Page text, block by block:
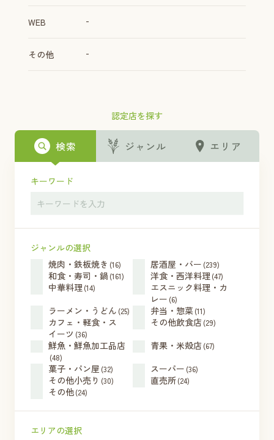
認定店を探す
検索 ジャンル エリア
キーワード
ジャンルの選択
焼肉・鉄板焼き (16) 居酒屋・バー (239)
和食・寿司・鍋 (161) 洋食・西洋料理 (47)
中華料理 (14)
エスニック料理・カ
レー (6)
ラーメン・うどん (25) 弁当・惣菜(11)
カフェ・軽食・ス
イーツ (36)
その他飲食店(29)
鮮魚・鮮魚加工品店
(48)
青果・米殻店(67)
菓子・パン屋 (32) スーパー (36)
その他小売り (30) 直売所(24)
その他(24)
エリアの選択
WEB -
その他 -